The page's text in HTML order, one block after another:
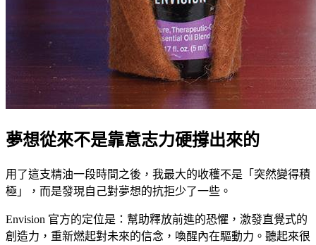
夢想從來不是靠意志力硬撐出來的
用了這支精油一段時間之後，我最大的收穫不是「突然變得積
極」，而是發現自己對夢想的抗拒少了一些。
Envision 官方的定位是：幫助釋放前進的恐懼，激發直覺式的
創造力，重新燃起對未來的信念，喚醒內在驅動力。聽起來很